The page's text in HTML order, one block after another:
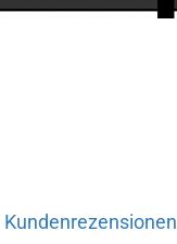
Kundenrezensionen